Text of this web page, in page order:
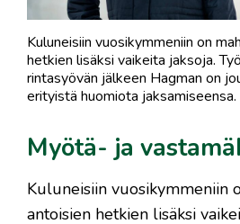
Kuluneisiin vuosikymmeniin on
hetkien lisäksi vaikeita jaksoja.
rintasyövän jälkeen Hagman on
erityistä huomiota jaksamiseensa.
Myötä- ja
Kuluneisiin vuosikymmeniin
antoisien hetkien lisäksi